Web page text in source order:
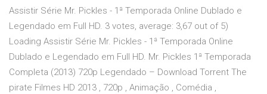
Assistir Série Mr. Pickles - 1ª Temporada Online Dublado e
Legendado em Full HD. 3 votes, average: 3,67 out of 5)
Loading Assistir Série Mr. Pickles - 1ª Temporada Online
Dublado e Legendado em Full HD. Mr. Pickles 1ª Temporada
Completa (2013) 720p Legendado – Download Torrent The
pirate Filmes HD 2013 , 720p , Animação , Comédia ,